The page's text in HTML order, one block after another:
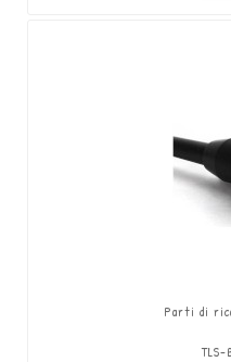
Parti di
TLS-